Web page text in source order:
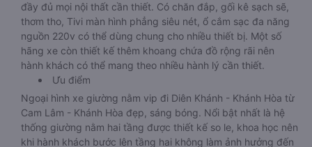
đầy đủ mọi nội thất cần thiết. Có chăn đắp, gối kê sạch sẽ,
thơm tho, Tivi màn hình phẳng siêu nét, ổ cắm sạc đa năng
nguồn 220v có thể dùng chung cho nhiều thiết bị. Một số
hãng xe còn thiết kế thêm khoang chứa đồ rộng rãi nên
hành khách có thể mang theo nhiều hành lý cần thiết.
Ưu điểm
Ngoại hình xe giường nằm vip đi Diên Khánh - Khánh Hòa từ
Cam Lâm - Khánh Hòa đẹp, sáng bóng. Nổi bật nhất là hệ
thống giường nằm hai tầng được thiết kế so le, khoa học nên
khi hành khách bước lên tầng hai không làm ảnh hưởng đến